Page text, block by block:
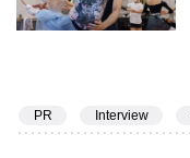
PR Interview